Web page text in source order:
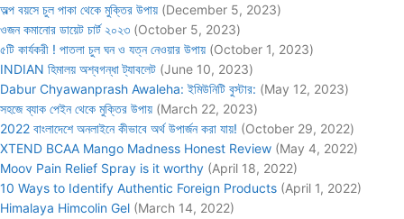
অল্প বয়সে চুল পাকা থেকে মুক্তির উপায় (December 5, 2023)
ওজন কমানোর ডায়েট চার্ট ২০২৩ (October 5, 2023)
৫টি কার্যকরী ! পাতলা চুল ঘন ও যত্ন নেওয়ার উপায় (October 1, 2023)
INDIAN হিমালয় অশ্বগন্ধা ট্যাবলেট (June 10, 2023)
Dabur Chyawanprash Awaleha: ইমিউনিটি বুস্টার: (May 12, 2023)
সহজে ব্যাক পেইন থেকে মুক্তির উপায় (March 22, 2023)
2022 বাংলাদেশে অনলাইনে কীভাবে অর্থ উপার্জন করা যায়! (October 29, 2022)
XTEND BCAA Mango Madness Honest Review (May 4, 2022)
Moov Pain Relief Spray is it worthy (April 18, 2022)
10 Ways to Identify Authentic Foreign Products (April 1, 2022)
Himalaya Himcolin Gel (March 14, 2022)